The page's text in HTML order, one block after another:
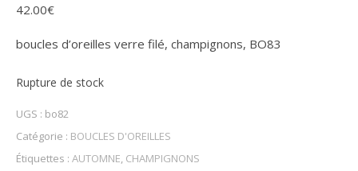
42.00€
boucles d’oreilles verre filé, champignons, BO83
Rupture de stock
UGS : bo82
Catégorie : BOUCLES D'OREILLES
Étiquettes : AUTOMNE, CHAMPIGNONS